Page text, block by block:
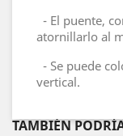
- El puente,
atornillarlo al
- Se puede
vertical.
TAMBIÉN